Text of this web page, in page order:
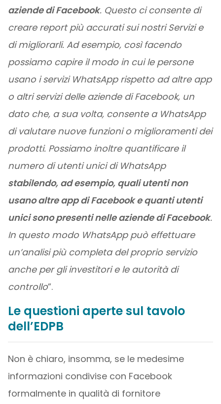
aziende di Facebook. Questo ci consente di
creare report più accurati sui nostri Servizi e
di migliorarli. Ad esempio, così facendo
possiamo capire il modo in cui le persone
usano i servizi WhatsApp rispetto ad altre app
o altri servizi delle aziende di Facebook, un
dato che, a sua volta, consente a WhatsApp
di valutare nuove funzioni o miglioramenti dei
prodotti. Possiamo inoltre quantificare il
numero di utenti unici di WhatsApp
stabilendo, ad esempio, quali utenti non
usano altre app di Facebook e quanti utenti
unici sono presenti nelle aziende di Facebook.
In questo modo WhatsApp può effettuare
un’analisi più completa del proprio servizio
anche per gli investitori e le autorità di
controllo”.
Le questioni aperte sul tavolo
dell’EDPB
Non è chiaro, insomma, se le medesime
informazioni condivise con Facebook
formalmente in qualità di fornitore